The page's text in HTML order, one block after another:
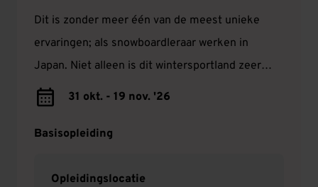
Dit is zonder meer één van de meest unieke
ervaringen; als snowboardleraar werken in
Japan. Niet alleen is dit wintersportland zeer
populair om de poederachtige sneeuw, maar het
31 okt. - 19 nov. '26
Basisopleiding
Opleidingslocatie